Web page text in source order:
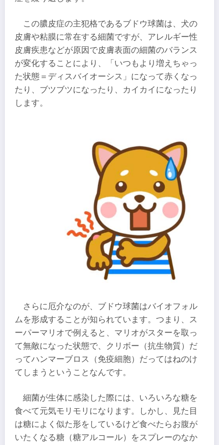
この膿皮症の主犯格であるブドウ球菌は、犬の
皮膚や粘膜に常在する細菌ですが、アレルギー性
皮膚疾患などが原因で皮膚表面の細菌のバランス
が変化することにより、「いつもより増えちゃっ
た状態＝ディスバイオーシス」になって赤くなっ
たり、ブツブツになったり、カイカイになったり
します。
さらに厄介なのが、ブドウ球菌はバイオフォル
ムを形成することが知られています。つまり、ス
ーパーマリオで例えると、マリオがスターを取っ
て無敵になった状態で、クリボー（抗生物質）だ
ってハンマーブロス（免疫細胞）だってはねのけ
てしまうということなんです。
細菌が生体に感染した際には、いろいろな糖を
食べて元気モリモリになります。しかし、見た目
は糖によく似た形をしているけど食べたらお腹が
いたくなる糖（糖アルコール）をスプレーのなか